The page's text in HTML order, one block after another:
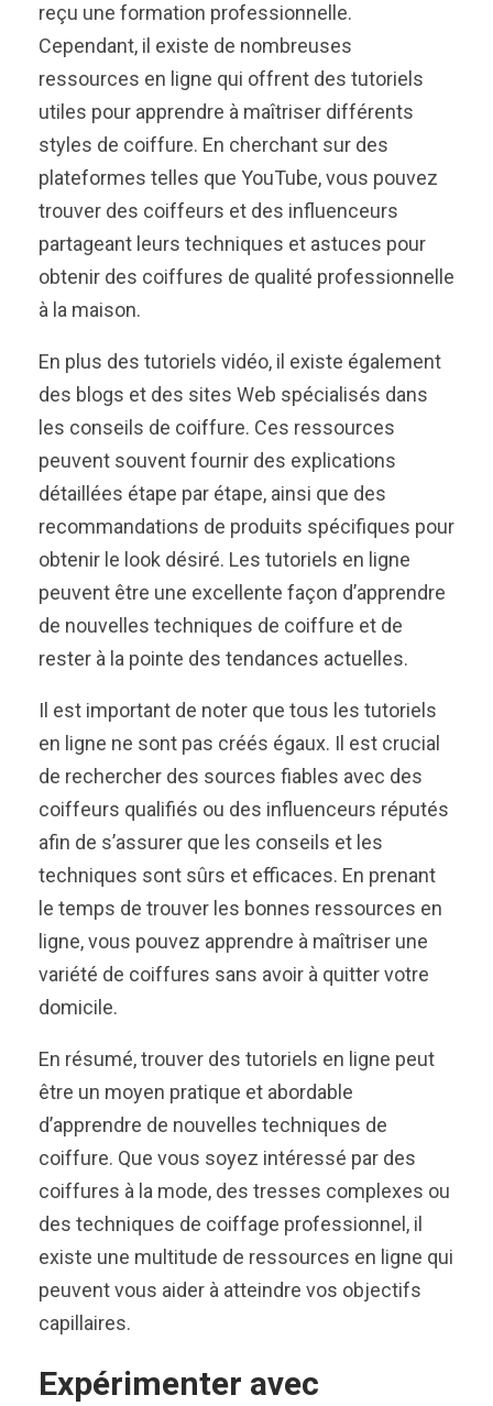
reçu une formation professionnelle.
Cependant, il existe de nombreuses
ressources en ligne qui offrent des tutoriels
utiles pour apprendre à maîtriser différents
styles de coiffure. En cherchant sur des
plateformes telles que YouTube, vous pouvez
trouver des coiffeurs et des influenceurs
partageant leurs techniques et astuces pour
obtenir des coiffures de qualité professionnelle
à la maison.
En plus des tutoriels vidéo, il existe également
des blogs et des sites Web spécialisés dans
les conseils de coiffure. Ces ressources
peuvent souvent fournir des explications
détaillées étape par étape, ainsi que des
recommandations de produits spécifiques pour
obtenir le look désiré. Les tutoriels en ligne
peuvent être une excellente façon d’apprendre
de nouvelles techniques de coiffure et de
rester à la pointe des tendances actuelles.
Il est important de noter que tous les tutoriels
en ligne ne sont pas créés égaux. Il est crucial
de rechercher des sources fiables avec des
coiffeurs qualifiés ou des influenceurs réputés
afin de s’assurer que les conseils et les
techniques sont sûrs et efficaces. En prenant
le temps de trouver les bonnes ressources en
ligne, vous pouvez apprendre à maîtriser une
variété de coiffures sans avoir à quitter votre
domicile.
En résumé, trouver des tutoriels en ligne peut
être un moyen pratique et abordable
d’apprendre de nouvelles techniques de
coiffure. Que vous soyez intéressé par des
coiffures à la mode, des tresses complexes ou
des techniques de coiffage professionnel, il
existe une multitude de ressources en ligne qui
peuvent vous aider à atteindre vos objectifs
capillaires.
Expérimenter avec